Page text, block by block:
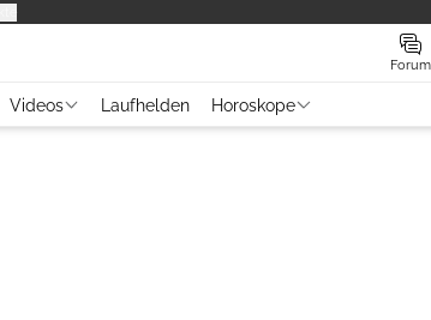
Forum
Videos Laufhelden Horoskope